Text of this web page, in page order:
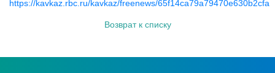
https://kavkaz.rbc.ru/kavkaz/freenews/65f14ca79a79470e630b2cfa
Возврат к списку